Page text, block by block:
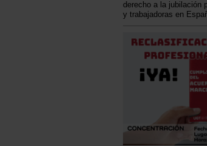
derecho a la jubilación
y trabajadoras en